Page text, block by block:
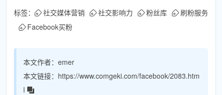
标签： 社交媒体营销 社交影响力 粉丝库
刷粉服务
Facebook买粉
本文作者： emer
本文链接： https://www.comgeki.com/facebook/2083.htm
l